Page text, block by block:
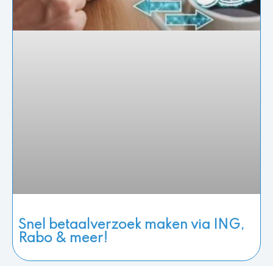
Snel betaalverzoek maken via ING,
Rabo & meer!